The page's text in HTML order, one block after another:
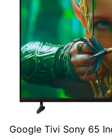
Google Tivi Sony 65